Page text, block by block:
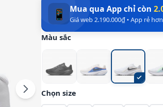
📱 Mua qua App chỉ còn
Giá web 2.190.000₫ • App rẻ
Màu sắc
Chọn size